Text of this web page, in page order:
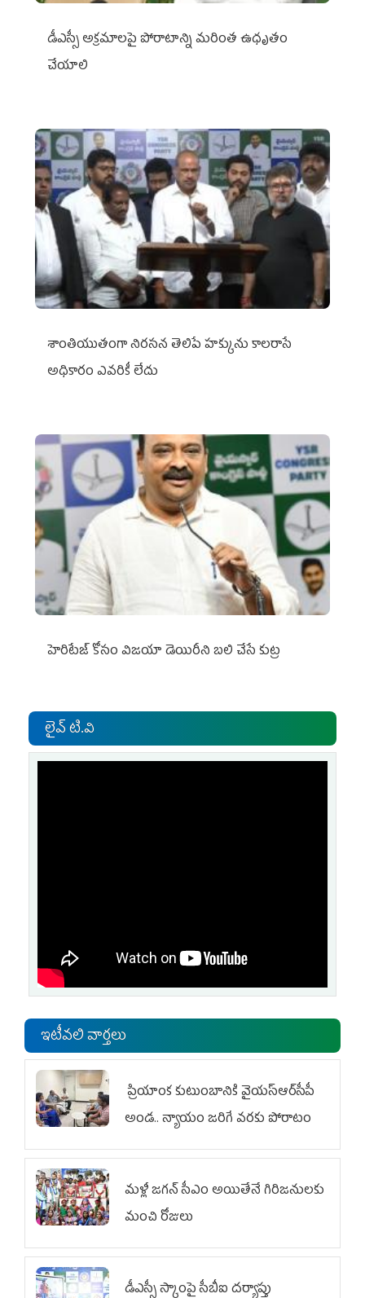
డీఎస్సీ అక్రమాలపై పోరాటాన్ని మరింత ఉధృతం
చేయాలి
శాంతియుతంగా నిరసన తెలిపే హక్కును కాలరాసే
అధికారం ఎవరికీ లేదు
హెరిటేజ్ కోసం విజయా డెయిరీని బలి చేసే కుట్ర‌
లైవ్ టి.వి
ఇటీవలి వార్తలు
ప్రియాంక కుటుంబానికి వైయ‌స్ఆర్‌సీపీ
అండ.. న్యాయం జరిగే వరకు పోరాటం
మళ్లీ జగన్ సీఎం అయితేనే గిరిజనులకు
మంచి రోజులు
డీఎస్సీ స్కాంపై సీబీఐ దర్యాప్తు